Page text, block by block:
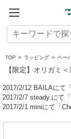
TOP > ラッピング > ペー
【限定】オリガミ
2017/2/12 BAILAにて
2017/2/7 steady.にて
2017/2/1 miniにて「